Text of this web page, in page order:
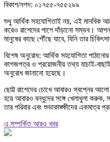
বিকাশ/নগদ: ০১৭৫৫-৭৫৫২৯৯
শুধু আর্থিক সহযোগিতাই নয়, এই মানবিক
করেও রাশেদের পাশে দাঁড়ানো সম্ভব।
মানুষের কাছে পৌঁছে যাবে, যিনি তার
বিশেষ অনুরোধ: আর্থিক সহযোগিতা পাঠানোর
কাগজপত্র ও প্রয়োজনীয় তথ্য যাচাই-
অনুরোধ জানানো হয়েছে।
ছোট্ট রাশেদের চোখে আবারও স্বপ্নের
হয়ে আবারও বন্ধুদের সঙ্গে খেলাধুলা
তার পরিবার এবং শুভাকাঙ্ক্ষীদের একমাত্র
এ সম্পর্কিত আরও খবর